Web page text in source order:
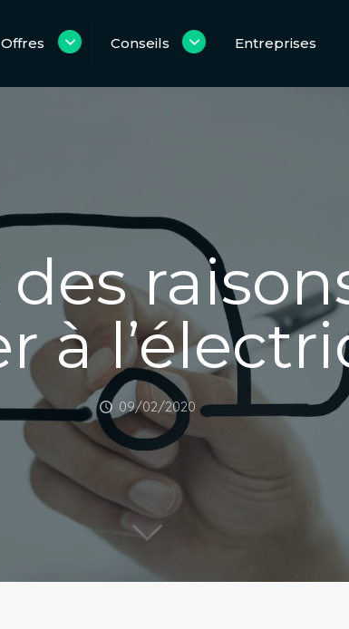
Offres Conseils Entreprises
des
à
09/02/2020